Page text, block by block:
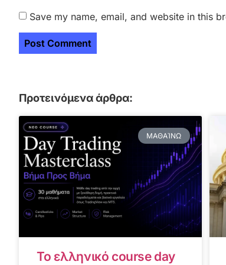
Save my name, email, and website in this
Προτεινόμενα άρθρα:
ΜΑΘΑΊΝΩ
Το ελληνικό course day